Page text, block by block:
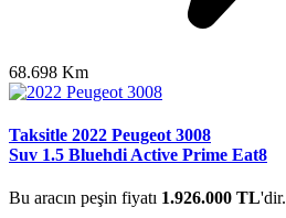
68.698 Km
Taksitle 2022 Peugeot 3008
Suv 1.5 Bluehdi Active Prime Eat8
Bu aracın peşin fiyatı 1.926.000 TL'dir.